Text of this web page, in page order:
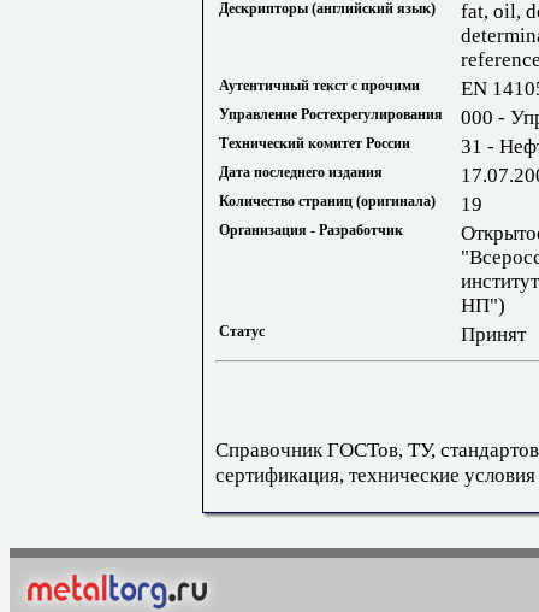
Дескрипторы (английский язык)
fat, oil,
Аутентичный текст с прочими EN
Управление Ростехрегулирования 000 -
Технический комитет России 31 -
Дата последнего издания
Количество страниц (оригинала) 19
Организация - Разработчик
НП")
Статус Принят
Справочник ГОСТов, ТУ,
сертификация, технические условия